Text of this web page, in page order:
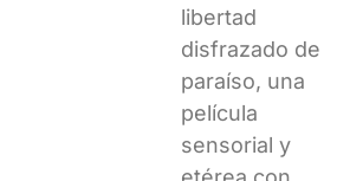
libertad
disfrazado de
paraíso, una
película
sensorial y